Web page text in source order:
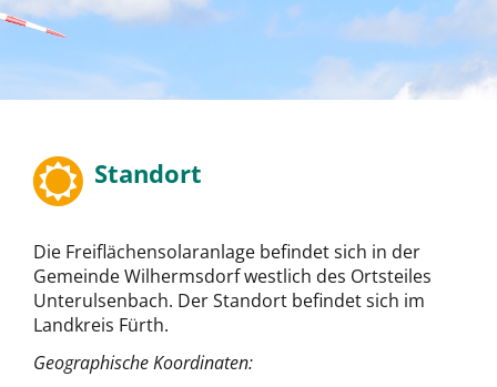
Standort
Die Freiflächensolaranlage befindet sich in der
Gemeinde Wilhermsdorf westlich des Ortsteiles
Unterulsenbach. Der Standort befindet sich im
Landkreis Fürth.
Geographische Koordinaten: